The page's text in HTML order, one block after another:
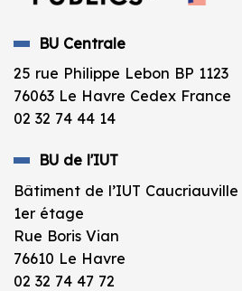
BU Centrale
25 rue Philippe Lebon BP 1123
76063 Le Havre Cedex France
02 32 74 44 14
BU de l'IUT
Bâtiment de l’IUT Caucriauville
1er étage
Rue Boris Vian
76610 Le Havre
02 32 74 47 72